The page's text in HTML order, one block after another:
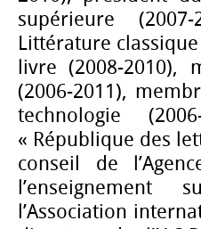
supérieure
Littérature
livre (2008-2010),
(2006-2011),
technologie
« République des
conseil de
l’enseignement
l’Association